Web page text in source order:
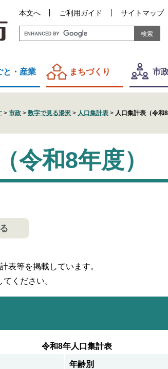
本文へ ご利用ガイド サイトマップ
と・産業 まちづくり 市
> 市政 > 数字で見る湯沢 > 人口集計表 > 人口集計表（令和8
令和8年度）
表等を掲載しています。
ください。
令和8年人口集計表
年齢別